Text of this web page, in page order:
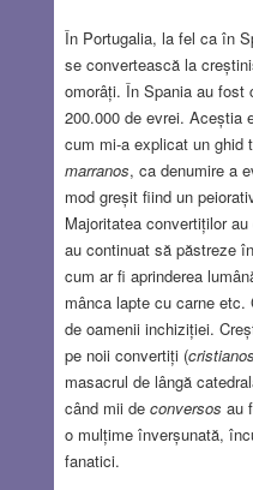
În Portugalia, la fel ca în
se convertească la
omorâți. În Spania au
200.000 de evrei. Aceștia
cum mi-a explicat un ghid
marranos, ca denumire a
mod greșit fiind un
Majoritatea convertiților
au continuat să păstreze
cum ar fi aprinderea
mânca lapte cu carne etc.
de oamenii inchiziției.
pe noii convertiți (
masacrul de lângă
când mii de conversos au
o mulțime înverșunată,
fanatici.